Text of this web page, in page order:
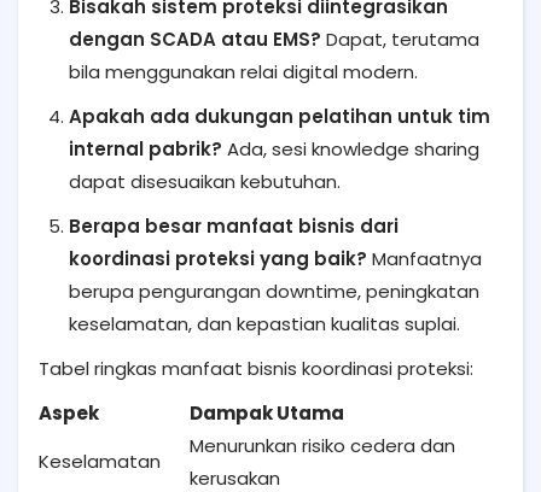
Bisakah sistem proteksi diintegrasikan
dengan SCADA atau EMS? Dapat, terutama
bila menggunakan relai digital modern.
Apakah ada dukungan pelatihan untuk tim
internal pabrik? Ada, sesi knowledge sharing
dapat disesuaikan kebutuhan.
Berapa besar manfaat bisnis dari
koordinasi proteksi yang baik? Manfaatnya
berupa pengurangan downtime, peningkatan
keselamatan, dan kepastian kualitas suplai.
Tabel ringkas manfaat bisnis koordinasi proteksi:
Aspek
Dampak Utama
Keselamatan
Menurunkan risiko cedera dan
kerusakan